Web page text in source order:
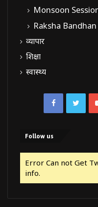
Monsoon
Raksha
व्यापार
शिक्षा
स्वास्थ्य
Facebook
Follow us
Error Can not Get
info.